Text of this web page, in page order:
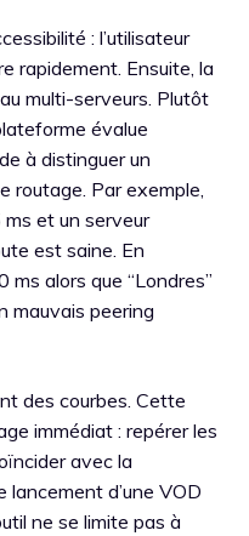
: l’utilisateur
rapidement. Ensuite, la
multi-serveurs. Plutôt
évalue
à distinguer un
routage. Par exemple,
ms et un serveur
est saine. En
ms alors que “Londres”
mauvais peering
des courbes. Cette
immédiat : repérer les
avec la
lancement d’une VOD
ne se limite pas à